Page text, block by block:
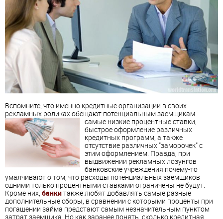
Вспомните, что именно кредитные организации в своих
рекламных роликах обещают потенциальнымзаемщикам:
самые низкие процентные ставки,
быстрое оформление различных
кредитных программ, а также
отсутствие различных "заморочек" с
этим оформлением. Правда, при
выдвижении рекламных лозунгов
банковские учреждения почему-то
умалчивают о том, что расходы потенциальныхзаемщиков
одними только процентными ставками ограничены не будут.
Кроме них, банкитакже любят добавлять самые разные
дополнительные сборы, в сравнении с которыми проценты при
погашении займа предстают самым незначительным пунктом
затратзаемщика. Но как заранее понять, сколько кредитная